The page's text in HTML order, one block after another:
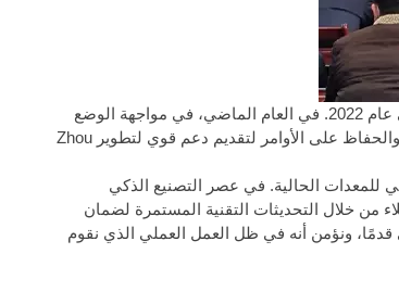
ألقى المدير العام شو دان كلمة افتتاحية، أولاً وقبل كل شيء، شكر جميع الموظفين على عملهم الشاق في عام 2022. في العام الماضي، في مواجهة الوضع
الخارجي الشديد والمعقد ووباء التاج الجديد المتغير، تعاونا لمكافحة فيروس كورونا. الوباء واستقرار الإنتاج والحفاظ على الأوامر لتقديم دعم قوي لتطوير Zhou
عام 2023، ستزيد الشركة من التحول الآلي للمعدات الحالية. في عصر التصنيع الذكي
من خلال التحديثات التقنية المستمرة لضمان
ونؤمن أنه في ظل العمل العملي الذي نقوم